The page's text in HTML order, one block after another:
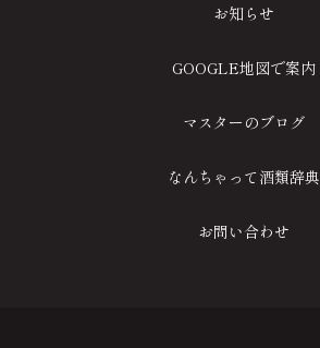
お知らせ
GOOGLE地図で案内
マスターのブログ
なんちゃって酒類辞典
お問い合わせ